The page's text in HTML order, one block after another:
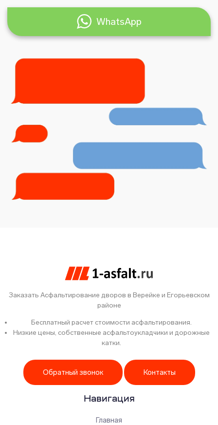
WhatsApp
Заказать Асфальтирование дворов в Верейке и Егорьевском
районе
Бесплатный расчет стоимости асфальтирования.
Низкие цены, собственные асфальтоукладчики и дорожные
катки.
Обратный звонок Контакты
Навигация
Главная